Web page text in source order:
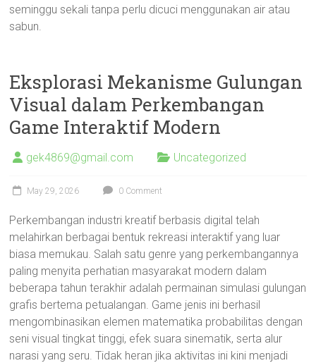
seminggu sekali tanpa perlu dicuci menggunakan air atau
sabun.
Eksplorasi Mekanisme Gulungan
Visual dalam Perkembangan
Game Interaktif Modern
gek4869@gmail.com Uncategorized
May 29, 2026 0 Comment
Perkembangan industri kreatif berbasis digital telah
melahirkan berbagai bentuk rekreasi interaktif yang luar
biasa memukau. Salah satu genre yang perkembangannya
paling menyita perhatian masyarakat modern dalam
beberapa tahun terakhir adalah permainan simulasi gulungan
grafis bertema petualangan. Game jenis ini berhasil
mengombinasikan elemen matematika probabilitas dengan
seni visual tingkat tinggi, efek suara sinematik, serta alur
narasi yang seru. Tidak heran jika aktivitas ini kini menjadi